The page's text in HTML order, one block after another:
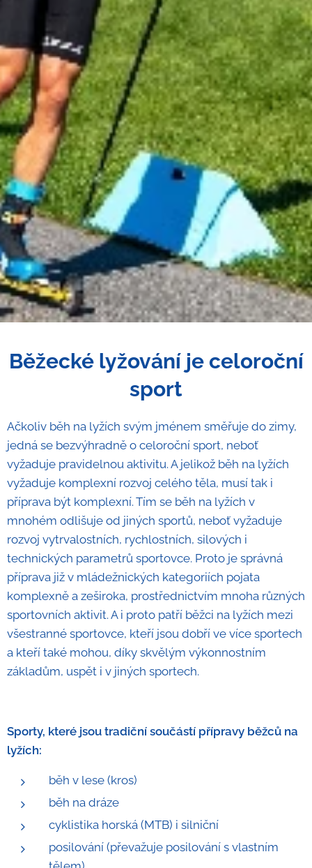
Běžecké lyžování je celoroční
sport
Ačkoliv běh na lyžích svým jménem směřuje do zimy,
jedná se bezvýhradně o celoroční sport, neboť
vyžaduje pravidelnou aktivitu. A jelikož běh na lyžích
vyžaduje komplexní rozvoj celého těla, musí tak i
příprava být komplexní. Tím se běh na lyžích v
mnohém odlišuje od jiných sportů, neboť vyžaduje
rozvoj vytrvalostních, rychlostních, silových i
technických parametrů sportovce. Proto je správná
příprava již v mládežnických kategoriích pojata
komplexně a zeširoka, prostřednictvím mnoha různých
sportovních aktivit. A i proto patří běžci na lyžích mezi
všestranné sportovce, kteří jsou dobří ve více sportech
a kteří také mohou, díky skvělým výkonnostním
základům, uspět i v jiných sportech.
Sporty, které jsou tradiční součástí přípravy běžců na
lyžích:
běh v lese (kros)
běh na dráze
cyklistika horská (MTB) i silniční
posilování (převažuje posilování s vlastním